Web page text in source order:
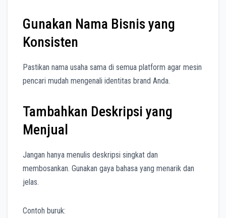
Gunakan Nama Bisnis yang
Konsisten
Pastikan nama usaha sama di semua platform agar mesin
pencari mudah mengenali identitas brand Anda.
Tambahkan Deskripsi yang
Menjual
Jangan hanya menulis deskripsi singkat dan
membosankan. Gunakan gaya bahasa yang menarik dan
jelas.
Contoh buruk: